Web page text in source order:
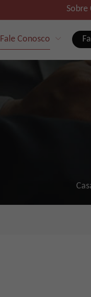
Sobre
Fale Conosco